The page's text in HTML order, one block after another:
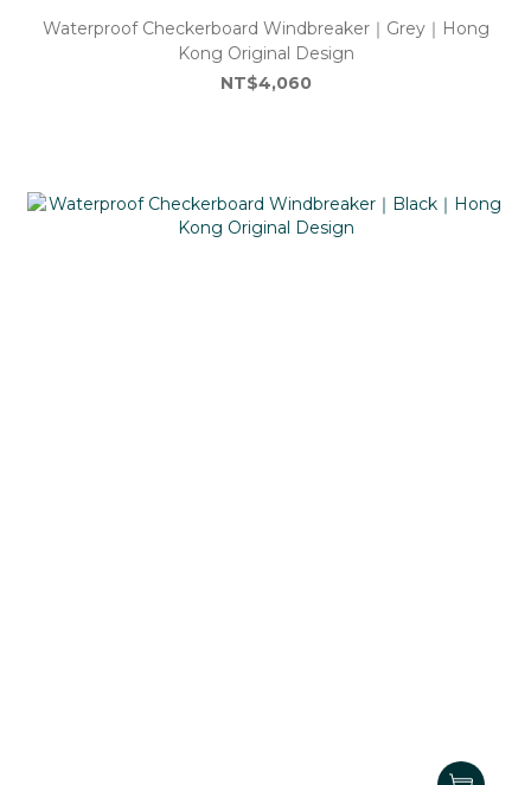
Waterproof Checkerboard Windbreaker｜Grey｜Hong
Kong Original Design
NT$4,060